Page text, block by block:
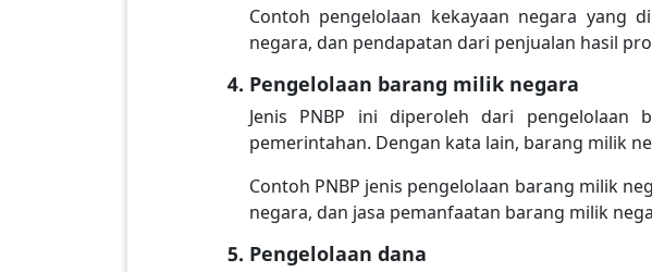
Contoh pengelolaan kekayaan negara yang
negara, dan pendapatan dari penjualan hasil
Pengelolaan barang milik negara
Jenis PNBP ini diperoleh dari pengelolaan
pemerintahan. Dengan kata lain, barang milik
Contoh PNBP jenis pengelolaan barang milik
negara, dan jasa pemanfaatan barang milik
Pengelolaan dana